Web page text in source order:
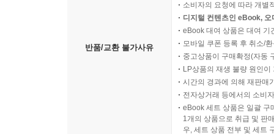
반품/교환 불가사유
소비자의 요청에 따라 개별
디지털 컨텐츠인 eBook,
eBook 대여 상품은 대여 기
모바일 쿠폰 등록 후 취소/
중고상품이 구매확정(자동
LP상품의 재생 불량 원인
시간의 경과에 의해 재판매
전자상거래 등에서의 소비
eBook 세트 상품은 일괄 구
1개의 상품으로 취급 및 판
우, 세트 상품 전부 및 세트